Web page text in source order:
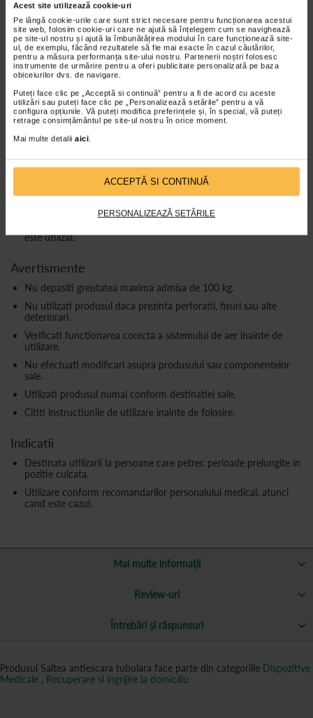
Acest site utilizează cookie-uri
Pe lângă cookie-urile care sunt strict necesare pentru funcționarea acestui
site web, folosim cookie-uri care ne ajută să înțelegem cum se navighează
pe site-ul nostru și ajută la îmbunătățirea modului în care funcționează site-
ul, de exemplu, făcând rezultatele să fie mai exacte în cazul căutărilor,
pentru a măsura performanța site-ului nostru. Partenerii noștri folosesc
instrumente de urmărire pentru a oferi publicitate personalizată pe baza
obiceiurilor dvs. de navigare.
Puteți face clic pe „Acceptă si continuă” pentru a fi de acord cu aceste
utilizări sau puteți face clic pe „Personalizează setările” pentru a vă
configura opțiunile. Vă puteți modifica preferințele și, în special, vă puteți
retrage consimțământul pe site-ul nostru în orice moment.
Mai multe detalii aici
ACCEPTĂ SI CONTINUĂ
PERSONALIZEAZĂ SETĂRILE
Verificati umflarea corespunzatoare a tuburilor inainte de
utilizare.
Utilizati produsul numai conform instructiunilor de montare si
utilizare.
Verificati periodic functionarea sistemului si integritatea
tuburilor.
Intretinere
deteriora materialul.
Verificati periodic tuburile si conexiunile pentru identificarea
Inlocuiti componentele deteriorate numai cu piese compatibile.
este utilizat.
Avertismente
Nu depasiti greutatea maxima admisa de 100 kg.
Nu utilizati produsul daca prezinta perforatii, fisuri sau alte
deteriorari.
Verificati functionarea corecta a sistemului de aer inainte de
utilizare.
Nu efectuati modificari asupra produsului sau componentelor
sale.
Utilizati produsul numai conform destinatiei sale.
Cititi instructiunile de utilizare inainte de folosire.
Indicatii
Destinata utilizarii la persoane care petrec perioade prelungite in
pozitie culcata.
Utilizare conform recomandarilor personalului medical, atunci
cand este cazul.
Mai multe informații
Review-uri
Întrebări și răspunsuri
Produsul Saltea antiescara tubulara face parte din categoriile Dispozitive
Medicale , Recuperare si ingrijire la domiciliu